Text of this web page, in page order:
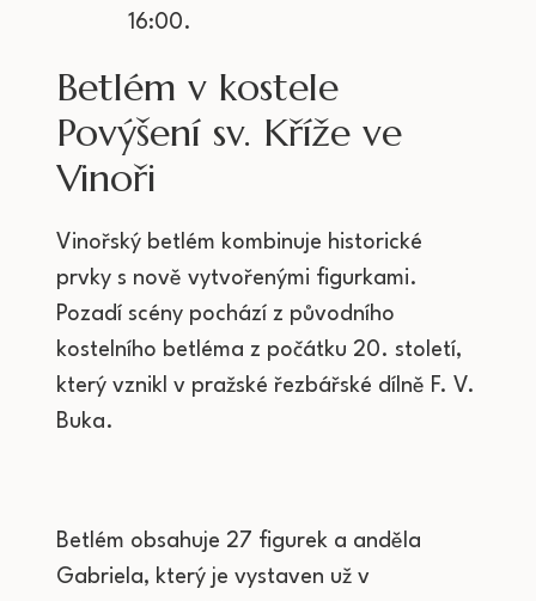
16:00.
Betlém v kostele
Povýšení sv. Kříže ve
Vinoři
Vinořský betlém kombinuje historické
prvky s nově vytvořenými figurkami.
Pozadí scény pochází z původního
kostelního betléma z počátku 20. století,
který vznikl v pražské řezbářské dílně F. V.
Buka.
Betlém obsahuje 27 figurek a anděla
Gabriela, který je vystaven už v